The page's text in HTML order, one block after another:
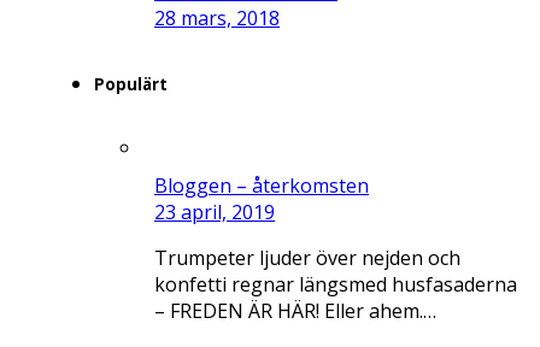
28 mars, 2018
Populärt
Bloggen – återkomsten
23 april, 2019
Trumpeter ljuder över nejden och
konfetti regnar längsmed husfasaderna
– FREDEN ÄR HÄR! Eller ahem.…